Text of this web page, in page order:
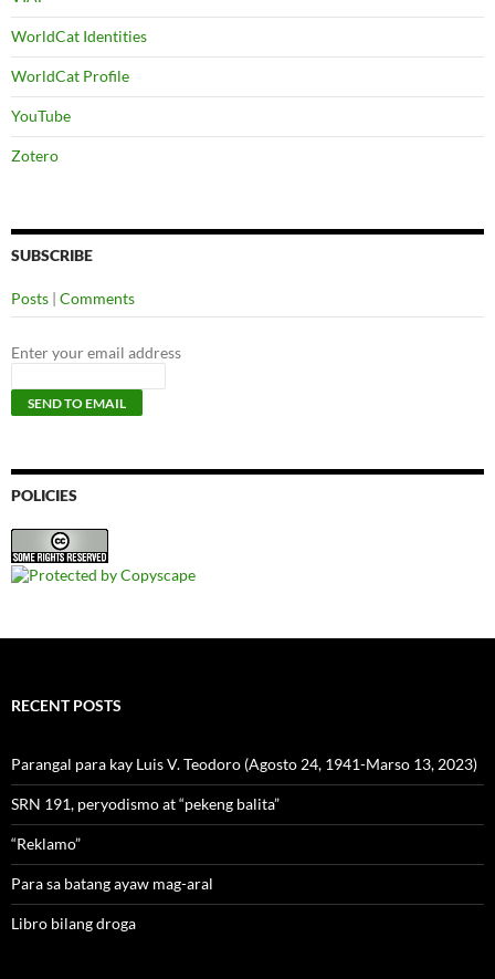
WorldCat Identities
WorldCat Profile
YouTube
Zotero
SUBSCRIBE
Posts | Comments
Enter your email address
POLICIES
RECENT POSTS
Parangal para kay Luis V. Teodoro (Agosto 24, 1941-Marso 13, 2023)
SRN 191, peryodismo at “pekeng balita”
“Reklamo”
Para sa batang ayaw mag-aral
Libro bilang droga